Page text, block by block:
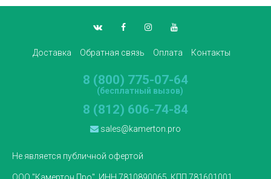
Доставка Обратная связь Оплата Контакты
8 (800) 775-07-64
(бесплатный вызов)
8 (812) 606-74-84
sales@kamerton.pro
Не является публичной офертой